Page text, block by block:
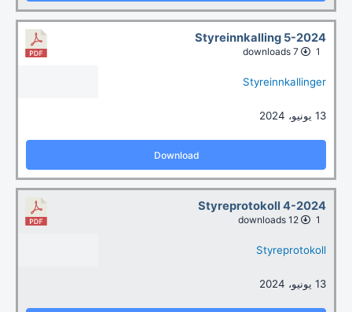
Styreinnkalling 5-2024
1
7 downloads
Styreinnkallinger
13 يونيو، 2024
Download
Styreprotokoll 4-2024
1
12 downloads
Styreprotokoll
13 يونيو، 2024